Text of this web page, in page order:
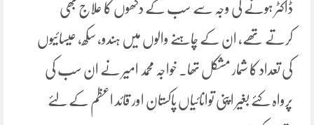
ڈاکٹر ہونے کی وجہ سے سب کے دکھوں کا علاج بھی
کرتے تھے، ان کے چاہنے والوں میں ہندو، سکھ، عیسائیوں
کی تعداد کا شمار مشکل تھا۔ خواجہ محمد امیر نے ان سب کی
پرواہ کئے بغیر اپنی توانائیاں پاکستان اور قائد اعظم کے لئے